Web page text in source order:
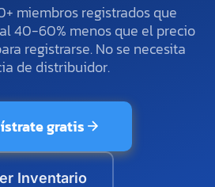
miembros registrados que
40-60% menos que el precio
registrarse. No se necesita
de distribuidor.
gratis
Inventario